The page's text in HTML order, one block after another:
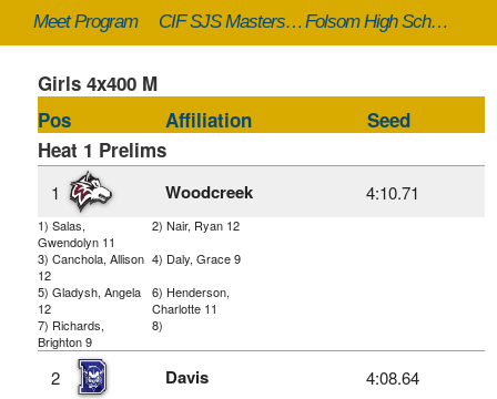
Meet Program CIF SJS Masters - 5/23/2025 to 5/24/2025 Folsom High School (Folsom, CA)
Girls 4x400 M
Pos
Affiliation
Seed
Heat 1 Prelims
1 Woodcreek 4:10.71
1) Salas,
Gwendolyn 11
2) Nair, Ryan 12
3) Canchola, Allison
12
4) Daly, Grace 9
5) Gladysh, Angela
12
6) Henderson,
Charlotte 11
7) Richards,
Brighton 9
8)
2 Davis 4:08.64